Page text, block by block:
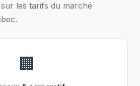
les tarifs du marché
🏢